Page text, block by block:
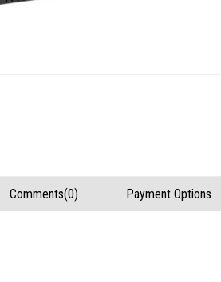
Comments(0) Payment Options